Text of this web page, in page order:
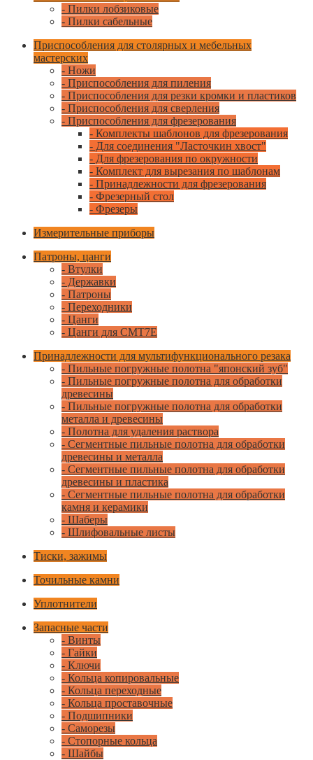
- Пилки лобзиковые
- Пилки сабельные
Приспособления для столярных и мебельных
мастерских
- Ножи
- Приспособления для пиления
- Приспособления для резки кромки и пластиков
- Приспособления для сверления
- Приспособления для фрезерования
- Комплекты шаблонов для фрезерования
- Для соединения "Ласточкин хвост"
- Для фрезерования по окружности
- Комплект для вырезания по шаблонам
- Принадлежности для фрезерования
- Фрезерный стол
- Фрезеры
Измерительные приборы
Патроны, цанги
- Втулки
- Державки
- Патроны
- Переходники
- Цанги
- Цанги для CMT7E
Принадлежности для мультифункционального резака
- Пильные погружные полотна "японский зуб"
- Пильные погружные полотна для обработки
древесины
- Пильные погружные полотна для обработки
металла и древесины
- Полотна для удаления раствора
- Сегментные пильные полотна для обработки
древесины и металла
- Сегментные пильные полотна для обработки
древесины и пластика
- Сегментные пильные полотна для обработки
камня и керамики
- Шаберы
- Шлифовальные листы
Тиски, зажимы
Точильные камни
Уплотнители
Запасные части
- Винты
- Гайки
- Ключи
- Кольца копировальные
- Кольца переходные
- Кольца проставочные
- Подшипники
- Саморезы
- Стопорные кольца
- Шайбы